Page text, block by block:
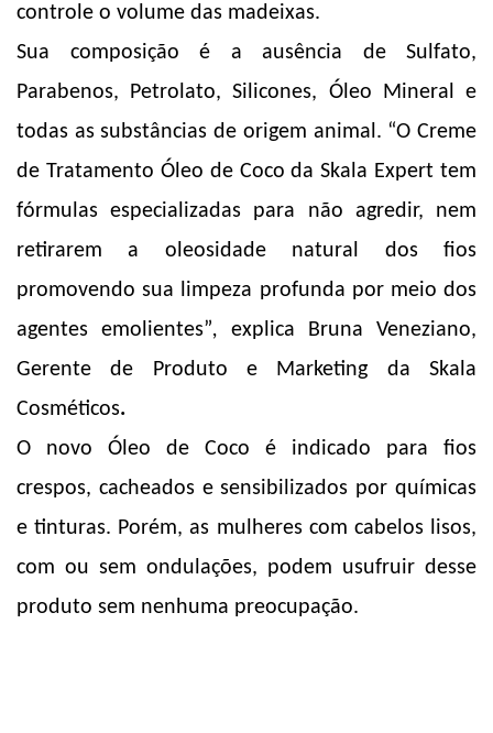
controle o volume das madeixas.
Sua composição é a ausência de Sulfato,
Parabenos, Petrolato, Silicones, Óleo Mineral e
todas as substâncias de origem animal. “O Creme
de Tratamento Óleo de Coco da Skala Expert tem
fórmulas especializadas para não agredir, nem
retirarem a oleosidade natural dos fios
promovendo sua limpeza profunda por meio dos
agentes emolientes”, explica
Bruna Veneziano,
Gerente de Produto e Marketing da Skala
Cosméticos.
O novo Óleo de Coco é indicado para fios
crespos, cacheados e sensibilizados por químicas
e tinturas. Porém, as mulheres com cabelos lisos,
com ou sem ondulações, podem usufruir desse
produto sem nenhuma preocupação.